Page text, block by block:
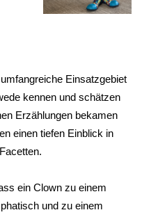
Einsatzgebiet
kennen und schätzen
Erzählungen bekamen
einen tiefen Einblick in
ein Clown zu einem
und zu einem